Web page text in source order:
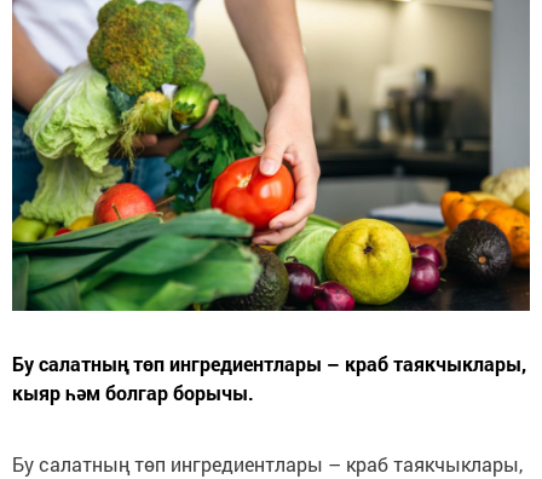
Бу салатның төп ингредиентлары – краб таякчыклары,
кыяр һәм болгар борычы.
Бу салатның төп ингредиентлары – краб таякчыклары,